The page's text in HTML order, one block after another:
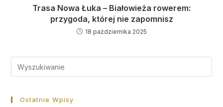
Trasa Nowa Łuka – Białowieża rowerem:
przygoda, której nie zapomnisz
18 października 2025
for:
Ostatnie Wpisy